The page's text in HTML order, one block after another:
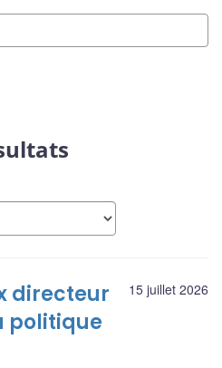
15 juillet 2026
directeur
politique